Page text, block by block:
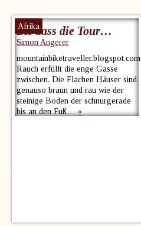
Afrika
Bis dass die Tour…
Simon Angerer
mountainbiketraveller.blogspot.com
Rauch erfüllt die enge Gasse
zwischen. Die Flachen Häuser sind
genauso braun und rau wie der
steinige Boden der schnurgerade
bis an den Fuß…»